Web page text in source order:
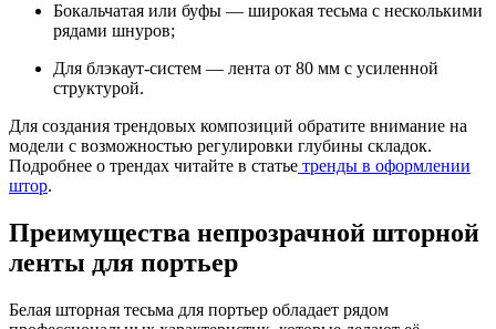
Бокальчатая или буфы — широкая тесьма с несколькими
рядами шнуров;
Для блэкаут-систем — лента от 80 мм с усиленной
структурой.
Для создания трендовых композиций обратите внимание на
модели с возможностью регулировки глубины складок.
Подробнее о трендах читайте в статье тренды в оформлении
штор.
Преимущества непрозрачной шторной
ленты для портьер
Белая шторная тесьма для портьер обладает рядом